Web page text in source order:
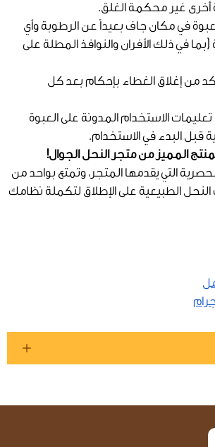
أخرى غير محكمة الغلق.
في مكان جاف بعيداً عن الرطوبة وأي
(بما في ذلك الأفران والنوافذ المطلة على
من إغلاق الغطاء بإحكام بعد كل
الاستخدام المدونة على العبوة
قبل البدء في الاستخدام.
المميز من متجر النحل الجوال!
التي يقدمها المتجر، وتمتع بواحد من
الطبيعية على الإطلاق لتكملة نظامك